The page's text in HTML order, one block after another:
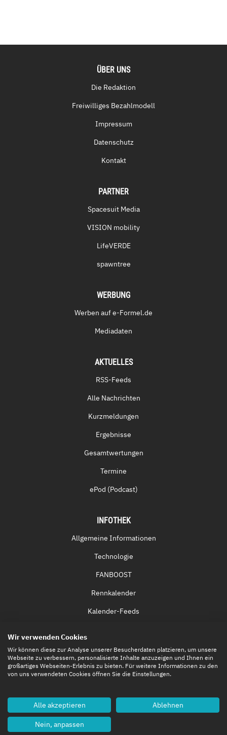
ÜBER UNS
Die Redaktion
Freiwilliges Bezahlmodell
Impressum
Datenschutz
Kontakt
PARTNER
Spacesuit Media
VISION mobility
LifeVERDE
spawntree
WERBUNG
Werben auf e-Formel.de
Mediadaten
AKTUELLES
RSS-Feeds
Alle Nachrichten
Kurzmeldungen
Ergebnisse
Gesamtwertungen
Termine
ePod (Podcast)
INFOTHEK
Allgemeine Informationen
Technologie
FANBOOST
Rennkalender
Kalender-Feeds
Eintrittskarten
Wir verwenden Cookies
Wir können diese zur Analyse unserer Besucherdaten platzieren, um unsere
Webseite zu verbessern, personalisierte Inhalte anzuzeigen und Ihnen ein
großartiges Webseiten-Erlebnis zu bieten. Für weitere Informationen zu den
von uns verwendeten Cookies öffnen Sie die Einstellungen.
Alle akzeptieren Ablehnen
Nein, anpassen